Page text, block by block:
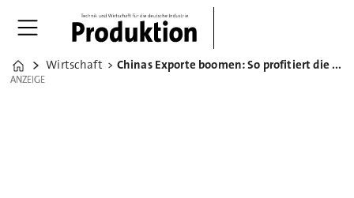
Home
Wirtschaft Chinas Exporte boomen: So profitiert die deutsche Industrie
ANZEIGE
ANZEIGE